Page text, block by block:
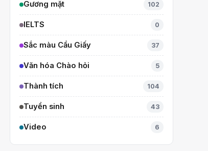
Gương mặt 102
IELTS 0
Sắc màu Cầu Giấy 37
Văn hóa Chào hỏi 5
Thành tích 104
Tuyển sinh 43
Video 6